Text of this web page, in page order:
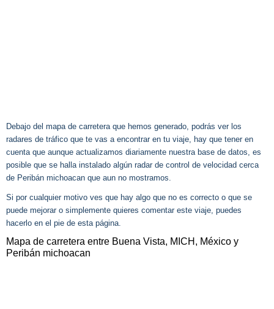
Debajo del mapa de carretera que hemos generado, podrás ver los
radares de tráfico que te vas a encontrar en tu viaje, hay que tener en
cuenta que aunque actualizamos diariamente nuestra base de datos, es
posible que se halla instalado algún radar de control de velocidad cerca
de Peribán michoacan que aun no mostramos.
Si por cualquier motivo ves que hay algo que no es correcto o que se
puede mejorar o simplemente quieres comentar este viaje, puedes
hacerlo en el pie de esta página.
Mapa de carretera entre Buena Vista, MICH, México y
Peribán michoacan